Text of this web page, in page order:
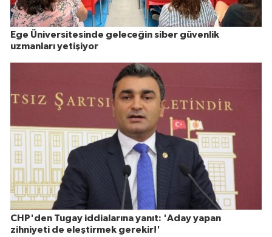
Ege Üniversitesinde geleceğin siber güvenlik
uzmanları yetişiyor
CHP'den Tugay iddialarına yanıt: 'Aday yapan
zihniyeti de eleştirmek gerekir!'